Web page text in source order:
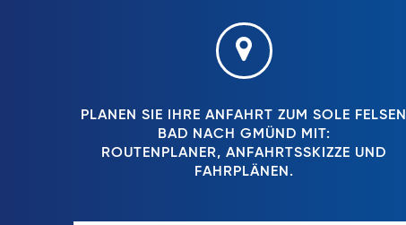
PLANEN SIE IHRE ANFAHRT ZUM SOLE FELSEN
BAD NACH GMÜND MIT:
ROUTENPLANER, ANFAHRTSSKIZZE UND
FAHRPLÄNEN.